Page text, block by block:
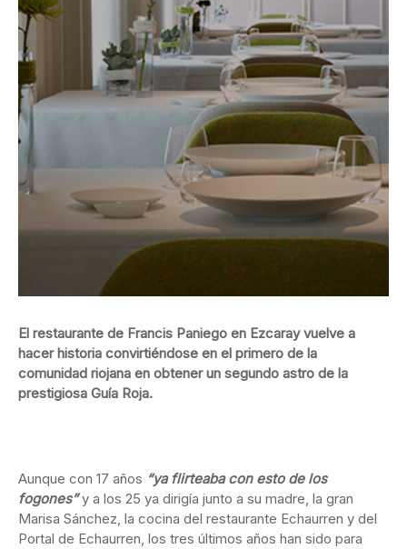
El restaurante de Francis Paniego en Ezcaray vuelve a
hacer historia convirtiéndose en el primero de la
comunidad riojana en obtener un segundo astro de la
prestigiosa Guía Roja.
Aunque con 17 años “ya flirteaba con esto de los
fogones”y a los 25 ya dirigía junto a su madre, la gran
Marisa Sánchez, la cocina del restaurante Echaurren y del
Portal de Echaurren, los tres últimos años han sido para